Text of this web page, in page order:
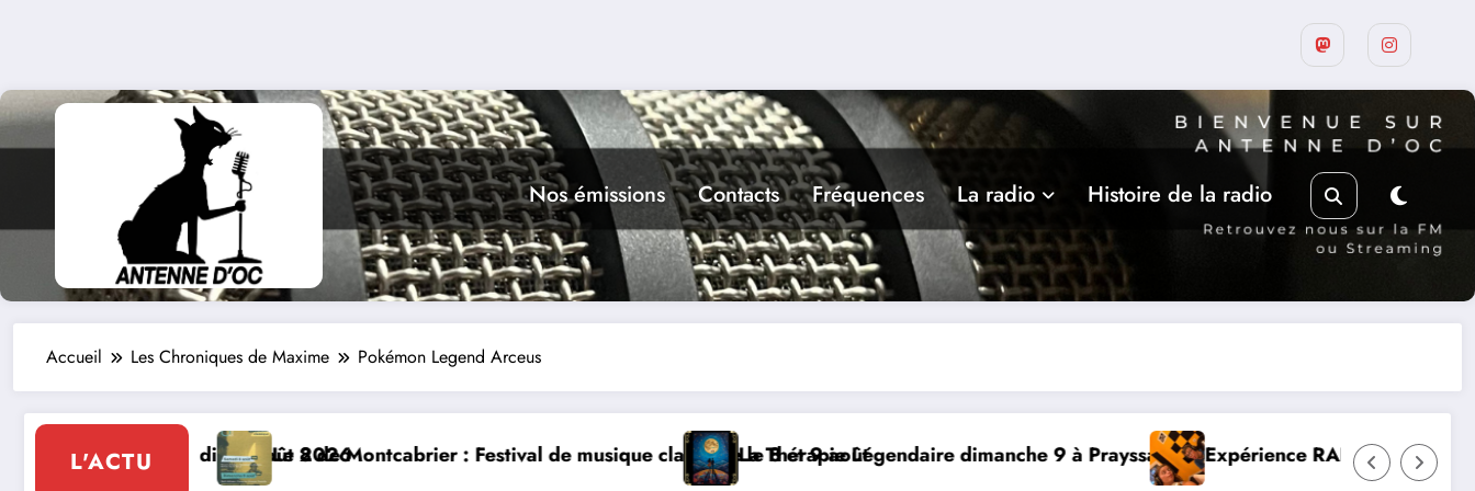
Nos émissions Contacts Fréquences La radio Histoire de la radio
Accueil Les Chroniques de Maxime Pokémon Legend Arceus
L'ACTU: Festival de musique classique le 8 et 9 aoûtLa Thérapie Légendaire dimanche 9 à Prayssac Expérience RADIO, Thibault et Lou-Anne d’OlmetoSuite de la